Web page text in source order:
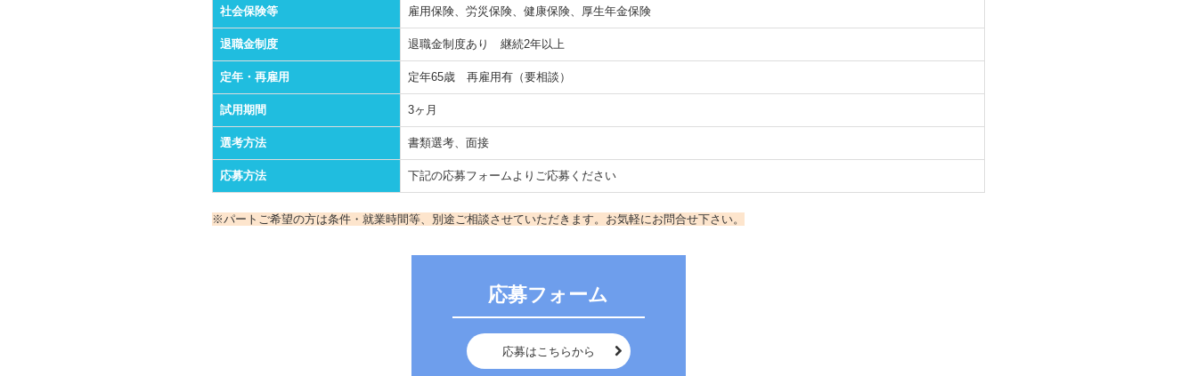
社会保険等 雇用保険、労災保険、健康保険、厚生年金保険
退職金制度 退職金制度あり 継続2年以上
定年・再雇用 定年65歳 再雇用有（要相談）
試用期間 3ヶ月
選考方法 書類選考、面接
応募方法 下記の応募フォームよりご応募ください
※パートご希望の方は条件・就業時間等、別途ご相談させていただきます。お気軽にお問合せ下さい。
応募フォーム
応募はこちらから